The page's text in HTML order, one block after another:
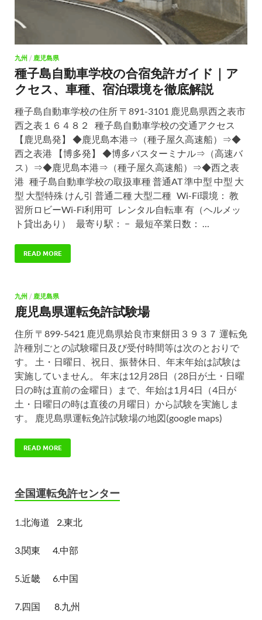
九州 / 鹿児島県
種子島自動車学校の合宿免許ガイド｜ア
クセス、車種、宿泊環境を徹底解説
種子島自動車学校の住所 〒891-3101 鹿児島県西之表市
西之表１６４８２ 種子島自動車学校の交通アクセス
【鹿児島発】 ◆鹿児島本港⇒（種子屋久高速船）⇒◆
西之表港 【博多発】 ◆博多バスターミナル⇒（高速バ
ス）⇒◆鹿児島本港⇒（種子屋久高速船）⇒◆西之表
港 種子島自動車学校の取扱車種 普通AT 準中型 中型 大
型 大型特殊 けん引 普通二種 大型二種 Wi-Fi環境： 教
習所ロビーWi-Fi利用可 レンタル自転車 有（ヘルメッ
ト貸出あり） 最寄り駅： − 最短卒業日数： …
READ MORE
九州 / 鹿児島県
鹿児島県運転免許試験場
住所 〒899-5421 鹿児島県姶良市東餅田３９３７ 運転免
許種別ごとの試験曜日及び受付時間等は次のとおりで
す。 土・日曜日、祝日、振替休日、年末年始は試験は
実施していません。 年末は12月28日（28日が土・日曜
日の時は直前の金曜日）まで、年始は1月4日（4日が
土・日曜日の時は直後の月曜日）から試験を実施しま
す。 鹿児島県運転免許試験場の地図(google maps)
READ MORE
全国運転免許センター
1.北海道 2.東北
3.関東 4.中部
5.近畿 6.中国
7.四国 8.九州